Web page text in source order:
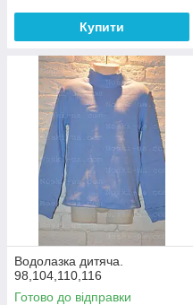
Купити
Водолазка дитяча.
98,104,110,116
Готово до відправки